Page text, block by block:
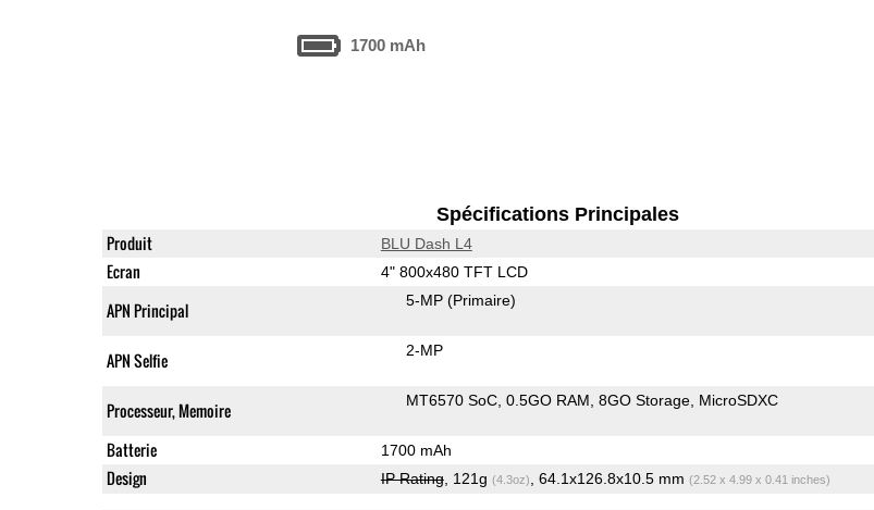
1700 mAh
Spécifications Principales
Produit BLU Dash L4
Ecran 4" 800x480 TFT LCD
APN Principal 5-MP (Primaire)
APN Selfie 2-MP
Processeur, Memoire MT6570 SoC 0.5GO RAM 8GO Storage MicroSDXC
Batterie 1700 mAh
Design IP Rating, 121g (4.3oz) , 64.1x126.8x10.5 mm (2.52 x 4.99 x 0.41 inches)